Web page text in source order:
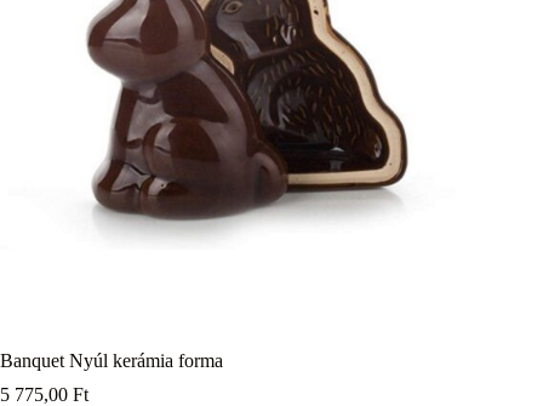
Banquet Nyúl kerámia forma
5 775,00 Ft